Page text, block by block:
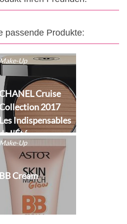
passende Produkte:
Up
CHANEL Cruise
Collection 2017
Les Indispensables
L’Été
Make-Up
BB Cream